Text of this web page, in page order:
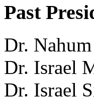
Past
Dr.
Dr. Israel
Dr. Israel